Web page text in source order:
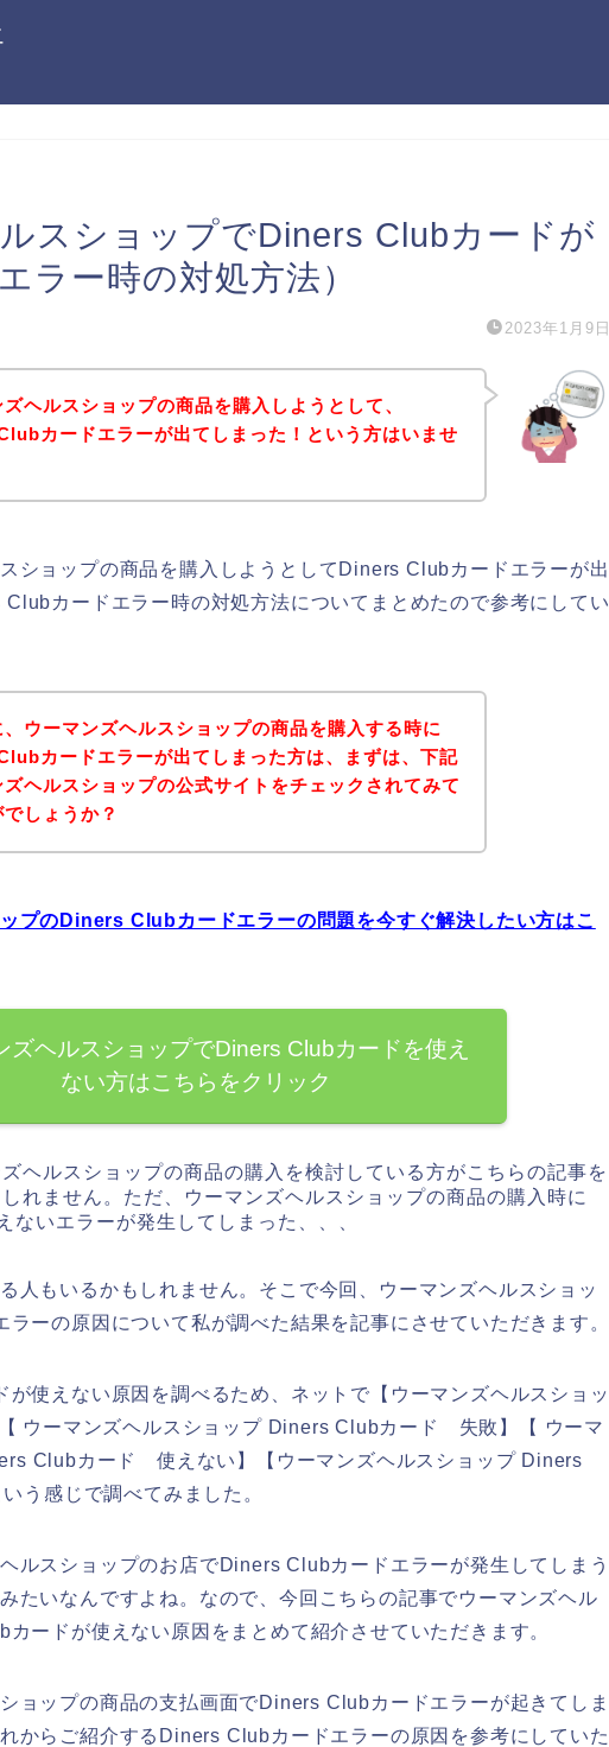
スショップでDiners Clubカードが
ラー時の対処方法）
2023年1月9日
ヘルスショップの商品を購入しようとして、
カードエラーが出てしまった！という方はいませ
ショップの商品を購入しようとしてDiners Clubカードエラーが出
カードエラー時の対処方法についてまとめたので参考にしてい
、ウーマンズヘルスショップの商品を購入する時に
カードエラーが出てしまった方は、まずは、下記
ズヘルスショップの公式サイトをチェックされてみて
しょうか？
プのDiners Clubカードエラーの問題を今すぐ解決したい方はこ
ズヘルスショップでDiners Clubカードを使え
ない方はこちらをクリック
ヘルスショップの商品の購入を検討している方がこちらの記事を
れません。ただ、ウーマンズヘルスショップの商品の購入時に
いエラーが発生してしまった、、、
人もいるかもしれません。そこで今回、ウーマンズヘルスショッ
ーの原因について私が調べた結果を記事にさせていただきます。
使えない原因を調べるため、ネットで【ウーマンズヘルスショッ
ウーマンズヘルスショップ Diners Clubカード 失敗】【 ウーマ
Clubカード 使えない】【ウーマンズヘルスショップ Diners
う感じで調べてみました。
ルスショップのお店でDiners Clubカードエラーが発生してしまう
たいなんですよね。なので、今回こちらの記事でウーマンズヘル
ードが使えない原因をまとめて紹介させていただきます。
ョップの商品の支払画面でDiners Clubカードエラーが起きてしま
からご紹介するDiners Clubカードエラーの原因を参考にしていた